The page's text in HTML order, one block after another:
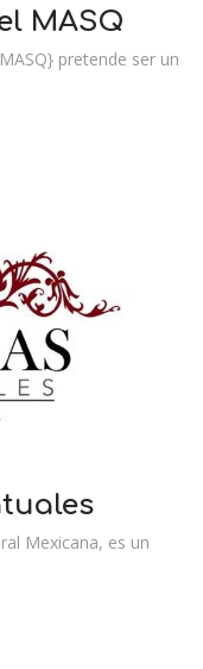
MASQ
pretende ser un
Mexicana, es un